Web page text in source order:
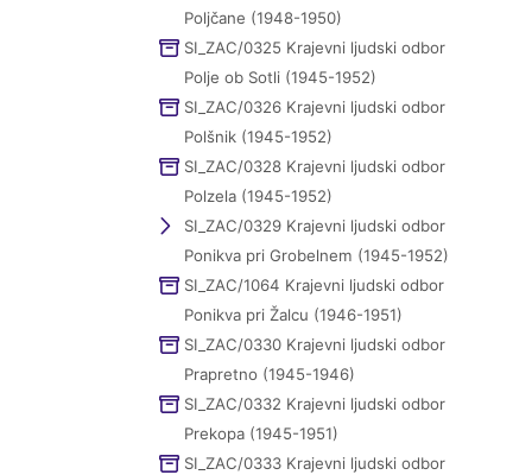
Poljčane (1948-1950)
SI_ZAC/0325 Krajevni ljudski odbor
Polje ob Sotli (1945-1952)
SI_ZAC/0326 Krajevni ljudski odbor
Polšnik (1945-1952)
SI_ZAC/0328 Krajevni ljudski odbor
Polzela (1945-1952)
SI_ZAC/0329 Krajevni ljudski odbor
Ponikva pri Grobelnem (1945-1952)
SI_ZAC/1064 Krajevni ljudski odbor
Ponikva pri Žalcu (1946-1951)
SI_ZAC/0330 Krajevni ljudski odbor
Prapretno (1945-1946)
SI_ZAC/0332 Krajevni ljudski odbor
Prekopa (1945-1951)
SI_ZAC/0333 Krajevni ljudski odbor